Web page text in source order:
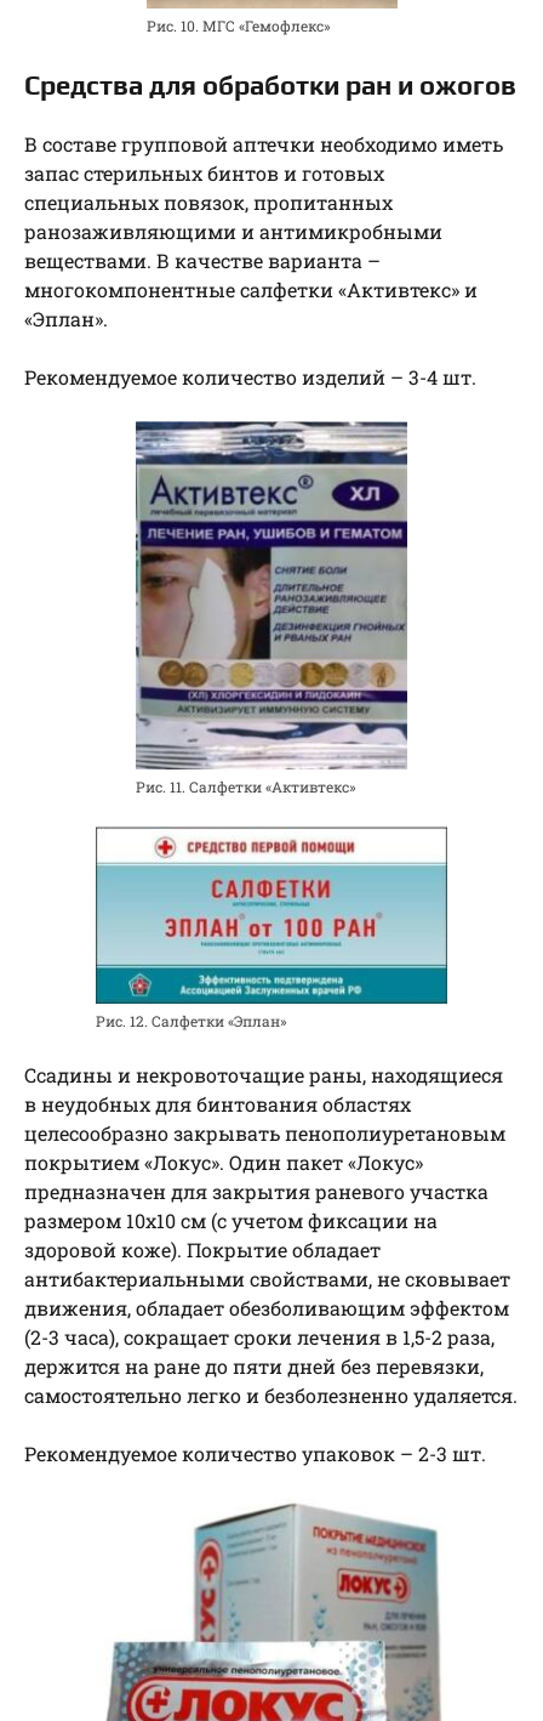
Рис. 10. МГС «Гемофлекс»
Средства для обработки ран и ожогов
В составе групповой аптечки необходимо иметь
запас стерильных бинтов и готовых
специальных повязок, пропитанных
ранозаживляющими и антимикробными
веществами. В качестве варианта –
многокомпонентные салфетки «Активтекс» и
«Эплан».
Рекомендуемое количество изделий – 3-4 шт.
Рис. 11. Салфетки «Активтекс»
Рис. 12. Салфетки «Эплан»
Ссадины и некровоточащие раны, находящиеся
в неудобных для бинтования областях
целесообразно закрывать пенополиуретановым
покрытием «Локус». Один пакет «Локус»
предназначен для закрытия раневого участка
размером 10х10 см (с учетом фиксации на
здоровой коже). Покрытие обладает
антибактериальными свойствами, не сковывает
движения, обладает обезболивающим эффектом
(2-3 часа), сокращает сроки лечения в 1,5-2 раза,
держится на ране до пяти дней без перевязки,
самостоятельно легко и безболезненно удаляется.
Рекомендуемое количество упаковок – 2-3 шт.